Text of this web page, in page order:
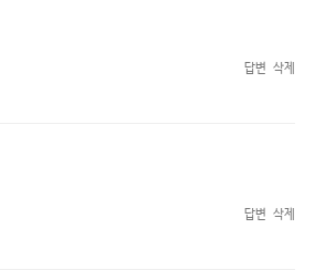
답변 삭제
답변 삭제